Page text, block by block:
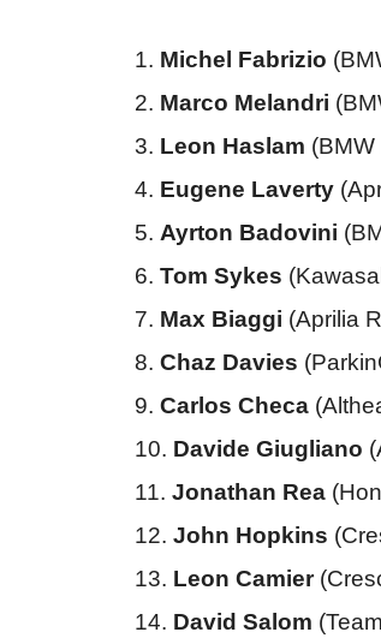
1. Michel Fabrizio
2. Marco Melandri
3. Leon Haslam (BMW
4. Eugene Laverty
5. Ayrton Badovini
6. Tom Sykes
7. Max Biaggi (Aprilia
8. Chaz Davies
9. Carlos Checa
10. Davide Giugliano
11. Jonathan Rea
12. John Hopkins
13. Leon Camier
14. David Salom